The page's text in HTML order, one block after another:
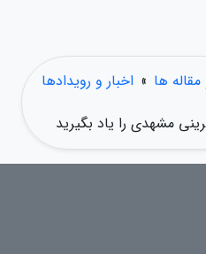
ها » اخبار و رویدادها
مشهدی را یاد بگیرید